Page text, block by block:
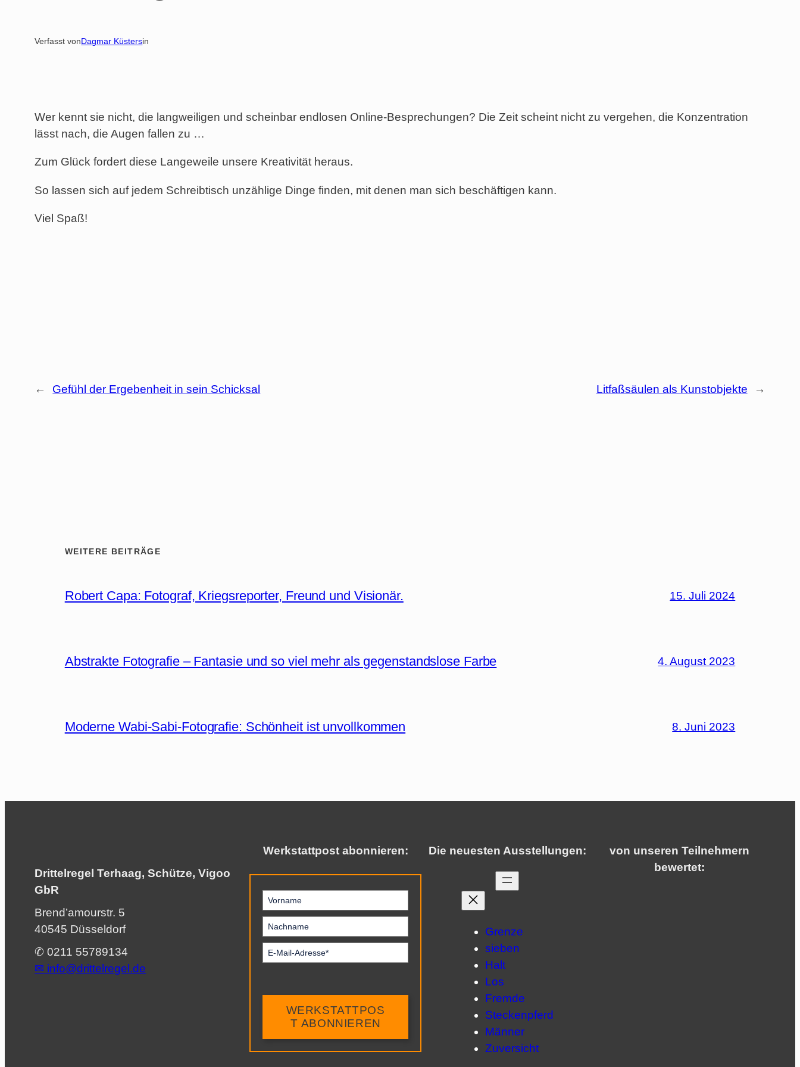
Verfasst vonDagmar Küstersin
Wer kennt sie nicht, die langweiligen und scheinbar endlosen Online-Besprechungen? Die Zeit scheint nicht zu vergehen, die Konzentration
lässt nach, die Augen fallen zu …
Zum Glück fordert diese Langeweile unsere Kreativität heraus.
So lassen sich auf jedem Schreibtisch unzählige Dinge finden, mit denen man sich beschäftigen kann.
Viel Spaß!
← Gefühl der Ergebenheit in sein Schicksal Litfaßsäulen als Kunstobjekte →
WEITERE BEITRÄGE
Robert Capa: Fotograf, Kriegsreporter, Freund und Visionär. 15. Juli 2024
Abstrakte Fotografie – Fantasie und so viel mehr als gegenstandslose Farbe 4. August 2023
Moderne Wabi-Sabi-Fotografie: Schönheit ist unvollkommen 8. Juni 2023
Drittelregel Terhaag, Schütze, Vigoo
GbR
Brend’amourstr. 5
40545 Düsseldorf
✆ 0211 55789134
✉︎ info@drittelregel.de
Werkstattpost abonnieren:
WERKSTATTPOS
T ABONNIEREN
Die neuesten Ausstellungen:
Grenze
sieben
Halt
Los
Fremde
Steckenpferd
Männer
Zuversicht
von unseren Teilnehmern
bewertet: